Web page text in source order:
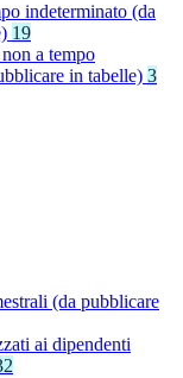
indeterminato (da
19
a tempo
in tabelle) 3
(da pubblicare
ai dipendenti